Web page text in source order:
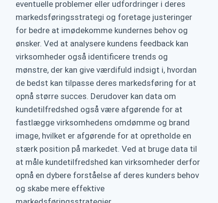
eventuelle problemer eller udfordringer i deres
markedsføringsstrategi og foretage justeringer
for bedre at imødekomme kundernes behov og
ønsker. Ved at analysere kundens feedback kan
virksomheder også identificere trends og
mønstre, der kan give værdifuld indsigt i, hvordan
de bedst kan tilpasse deres markedsføring for at
opnå større succes. Derudover kan data om
kundetilfredshed også være afgørende for at
fastlægge virksomhedens omdømme og brand
image, hvilket er afgørende for at opretholde en
stærk position på markedet. Ved at bruge data til
at måle kundetilfredshed kan virksomheder derfor
opnå en dybere forståelse af deres kunders behov
og skabe mere effektive